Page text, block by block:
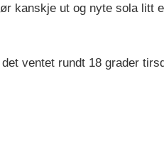
kanskje ut og nyte sola litt
ventet rundt 18 grader